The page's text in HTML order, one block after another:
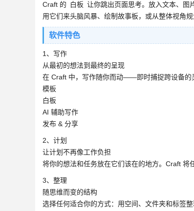
Craft 的 白板 让你跳出页面思考。放入文本、图
用它们来头脑风暴、绘制故事板，或从整体视角
软件特色
1、写作
从最初的想法到最终的呈现
在 Craft 中，写作随你而动——即时捕捉跨设备的
模板
白板
AI 辅助写作
发布 & 分享
2、计划
让计划不再像工作负担
将你的想法和任务放在它们该在的地方。Craft 将
3、整理
随思维而变的结构
选择任何适合你的方式：用空间、文件夹和标签